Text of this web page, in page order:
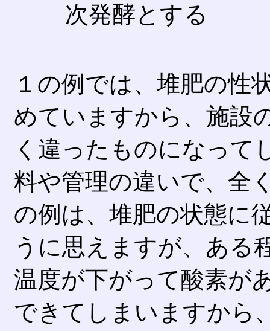
次発酵とする
１の例では、堆肥の性
めていますから、施設
く違ったものになって
料や管理の違いで、全
の例は、堆肥の状態に
うに思えますが、ある
温度が下がって酸素が
できてしまいますから